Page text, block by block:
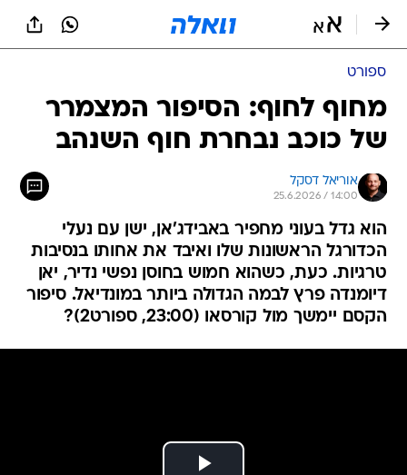
ספורט
מחוף לחוף: הסיפור המצמרר
של כוכב נבחרת חוף השנהב
אוריאל דסקל
25.6.2026 / 14:00
הוא גדל בעוני מחפיר באבידג'אן, ישן עם נעלי
הכדורגל הראשונות שלו ואיבד את אחותו בנסיבות
טרגיות. כעת, כשהוא חמוש בחוסן נפשי נדיר, יאן
דיומנדה פרץ לבמה הגדולה ביותר במונדיאל. סיפור
הקסם יימשך מול קורסאו (23:00, ספורט2)?